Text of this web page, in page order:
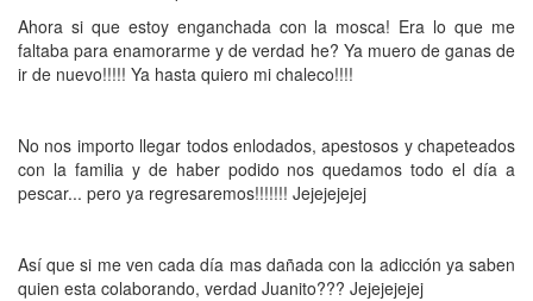
Ahora si que estoy enganchada con la mosca! Era lo que me
faltaba para enamorarme y de verdad he? Ya muero de ganas de
ir de nuevo!!!!! Ya hasta quiero mi chaleco!!!!
No nos importo llegar todos enlodados, apestosos y chapeteados
con la familia y de haber podido nos quedamos todo el día a
pescar... pero ya regresaremos!!!!!!! Jejejejejej
Así que si me ven cada día mas dañada con la adicción ya saben
quien esta colaborando, verdad Juanito??? Jejejejejej